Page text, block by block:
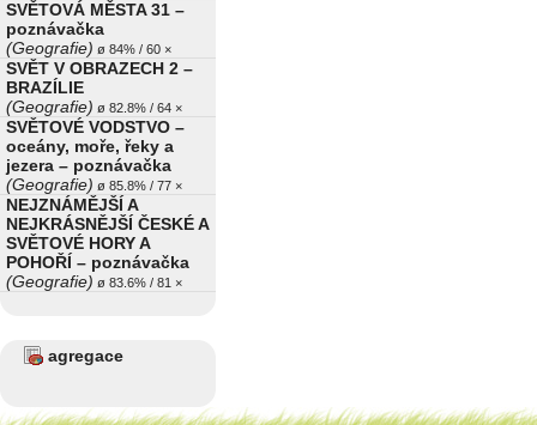
SVĚTOVÁ MĚSTA 31 –
poznávačka
(Geografie) ø 84% / 60 ×
SVĚT V OBRAZECH 2 –
BRAZÍLIE
(Geografie) ø 82.8% / 64 ×
SVĚTOVÉ VODSTVO –
oceány, moře, řeky a
jezera – poznávačka
(Geografie) ø 85.8% / 77 ×
NEJZNÁMĚJŠÍ A
NEJKRÁSNĚJŠÍ ČESKÉ A
SVĚTOVÉ HORY A
POHOŘÍ – poznávačka
(Geografie) ø 83.6% / 81 ×
agregace